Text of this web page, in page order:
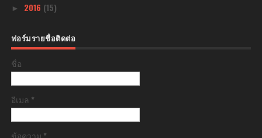
► 2016 (15)
ฟอร์มรายชื่อติดต่อ
ชื่อ
อีเมล *
ข้อความ *